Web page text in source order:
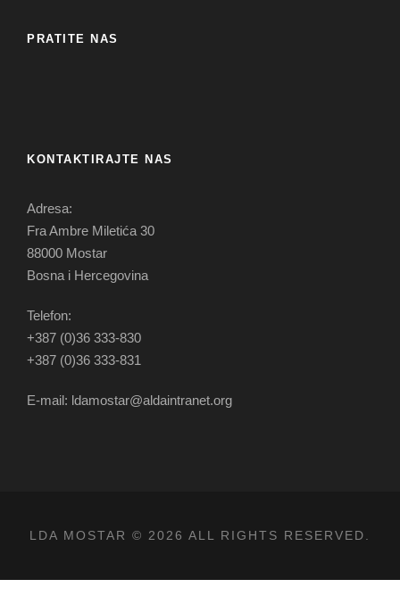
PRATITE NAS
KONTAKTIRAJTE NAS
Adresa:
Fra Ambre Miletića 30
88000 Mostar
Bosna i Hercegovina
Telefon:
+387 (0)36 333-830
+387 (0)36 333-831
E-mail: ldamostar@aldaintranet.org
LDA MOSTAR © 2026 ALL RIGHTS RESERVED.